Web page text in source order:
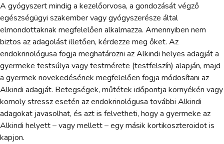
A gyógyszert mindig a kezelőorvosa, a gondozását végző
egészségügyi szakember vagy gyógyszerésze által
elmondottaknak megfelelően alkalmazza. Amennyiben nem
biztos az adagolást illetően, kérdezze meg őket. Az
endokrinológusa fogja meghatározni az Alkindi helyes adagját a
gyermeke testsúlya vagy testmérete (testfelszín) alapján, majd
a gyermek növekedésének megfelelően fogja módosítani az
Alkindi adagját. Betegségek, műtétek időpontja környékén vagy
komoly stressz esetén az endokrinológusa további Alkindi
adagokat javasolhat, és azt is felvetheti, hogy a gyermeke az
Alkindi helyett – vagy mellett – egy másik kortikoszteroidot is
kapjon.